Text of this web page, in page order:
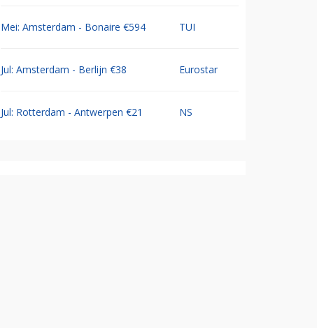
Mei: Amsterdam - Bonaire €594 TUI
Jul: Amsterdam - Berlijn €38 Eurostar
Jul: Rotterdam - Antwerpen €21 NS